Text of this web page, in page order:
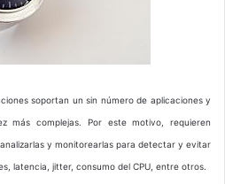
soportan un sin número de aplicaciones y
más complejas. Por este motivo, requieren
y monitorearlas para detectar y evitar
latencia, jitter, consumo del CPU, entre otros.